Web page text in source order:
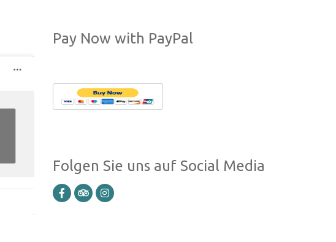
Pay Now with PayPal
Folgen Sie uns auf Social Media